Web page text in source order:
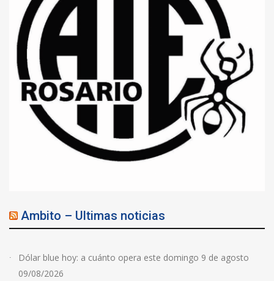
Ambito – Ultimas noticias
Dólar blue hoy: a cuánto opera este domingo 9 de agosto
09/08/2026